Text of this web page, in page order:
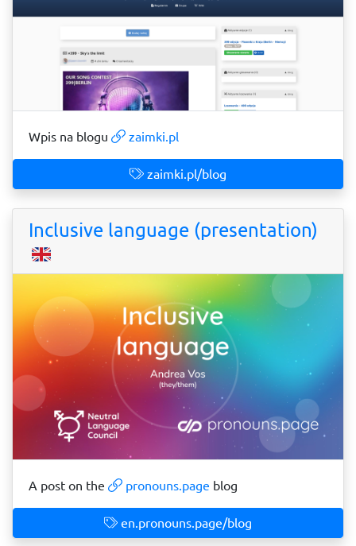
Wpis na blogu zaimki.pl
zaimki.pl/blog
Inclusive language (presentation)
A post on the pronouns.page blog
en.pronouns.page/blog